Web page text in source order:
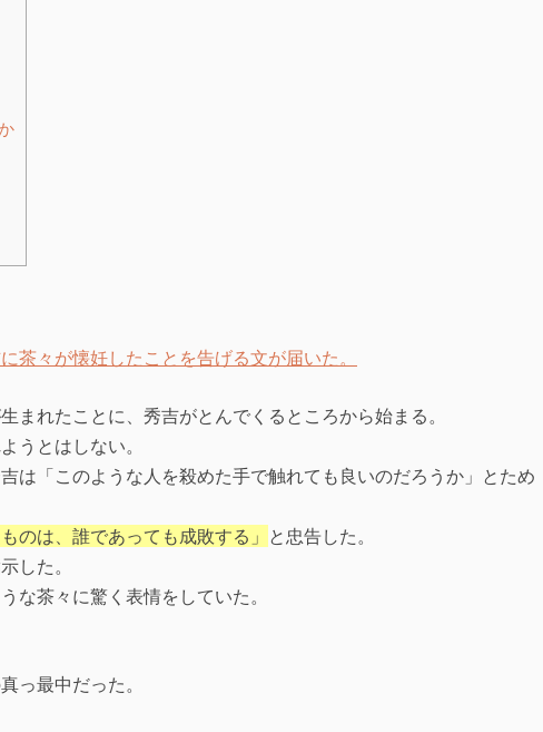
茶々が懐妊したことを告げる文が届いた。
まれたことに、秀吉がとんでくるところから始まる。
うとはしない。
は「このような人を殺めた手で触れても良いのだろうか」とため
のは、誰であっても成敗する」 と忠告した。
した。
な茶々に驚く表情をしていた。
っ最中だった。